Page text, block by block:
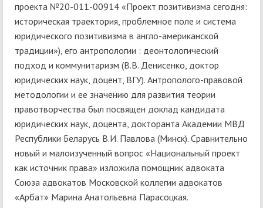
проекта №20-011-00914 «Проект позитивизма сегодня:
историческая траектория, проблемное поле и система
юридического позитивизма в англо-американской
традиции»), его антропологии : деонтологический
подход и коммунитаризм (В.В. Денисенко, доктор
юридических наук, доцент, ВГУ). Антрополого-правовой
методологии и ее значению для развития теории
правотворчества был посвящен доклад кандидата
юридических наук, доцента, докторанта Академии МВД
Республики Беларусь В.И. Павлова (Минск). Сравнительно
новый и малоизученный вопрос «Национальный проект
как источник права» изложила помощник адвоката
Союза адвокатов Московской коллегии адвокатов
«Арбат» Марина Анатольевна Парасоцкая.